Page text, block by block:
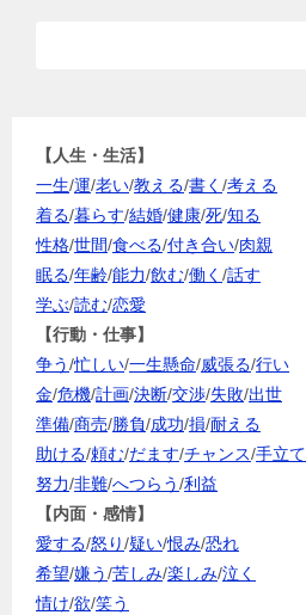
【人生・生活】
一生/運/老い/教える/書く /考える
着る/暮らす/結婚/健康/死/知る
性格/世間/食べる/付き合い/肉親
眠る/年齢/能力/飲む/働く /話す
学ぶ/読む/恋愛
【行動・仕事】
争う/忙しい/一生懸命/威張る/行い
金/危機/計画/決断/交渉/失敗/出世
準備/商売/勝負/成功/損/耐える
助ける/頼む/だます/チャンス/手立て
努力/非難/へつらう/利益
【内面・感情】
愛する/怒り/疑い/恨み/恐れ
希望/嫌う/苦しみ/楽しみ/泣く
情け/欲/笑う